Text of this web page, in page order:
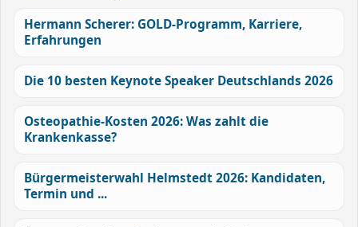
Hermann Scherer: GOLD-Programm, Karriere,
Erfahrungen
Die 10 besten Keynote Speaker Deutschlands 2026
Osteopathie-Kosten 2026: Was zahlt die
Krankenkasse?
Bürgermeisterwahl Helmstedt 2026: Kandidaten,
Termin und ...